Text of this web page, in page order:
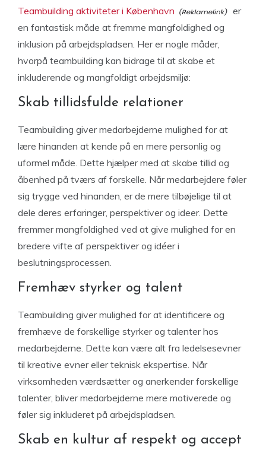
Teambuilding aktiviteter i København
er
en fantastisk måde at fremme mangfoldighed og
inklusion på arbejdspladsen. Her er nogle måder,
hvorpå teambuilding kan bidrage til at skabe et
inkluderende og mangfoldigt arbejdsmiljø:
Skab tillidsfulde relationer
Teambuilding giver medarbejderne mulighed for at
lære hinanden at kende på en mere personlig og
uformel måde. Dette hjælper med at skabe tillid og
åbenhed på tværs af forskelle. Når medarbejdere føler
sig trygge ved hinanden, er de mere tilbøjelige til at
dele deres erfaringer, perspektiver og ideer. Dette
fremmer mangfoldighed ved at give mulighed for en
bredere vifte af perspektiver og idéer i
beslutningsprocessen.
Fremhæv styrker og talent
Teambuilding giver mulighed for at identificere og
fremhæve de forskellige styrker og talenter hos
medarbejderne. Dette kan være alt fra ledelsesevner
til kreative evner eller teknisk ekspertise. Når
virksomheden værdsætter og anerkender forskellige
talenter, bliver medarbejderne mere motiverede og
føler sig inkluderet på arbejdspladsen.
Skab en kultur af respekt og accept